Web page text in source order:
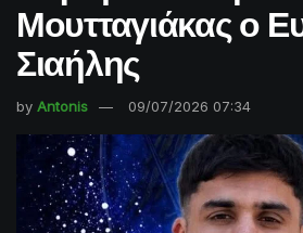
Μουτταγιάκας ο
Σιαήλης
by Antonis 09/07/2026 07:34